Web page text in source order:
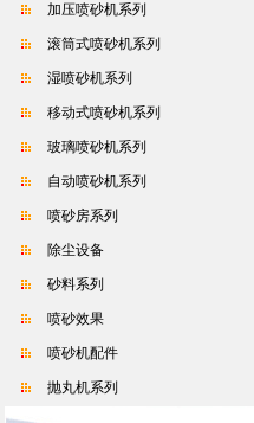
加压喷砂机系列
滚筒式喷砂机系列
湿喷砂机系列
移动式喷砂机系列
玻璃喷砂机系列
自动喷砂机系列
喷砂房系列
除尘设备
砂料系列
喷砂效果
喷砂机配件
抛丸机系列